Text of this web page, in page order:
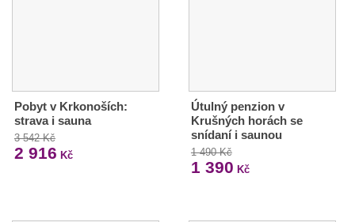
Pobyt v Krkonoších:
strava i sauna
3 542 Kč
2 916 Kč
Útulný penzion v
Krušných horách se
snídaní i saunou
1 490 Kč
1 390 Kč